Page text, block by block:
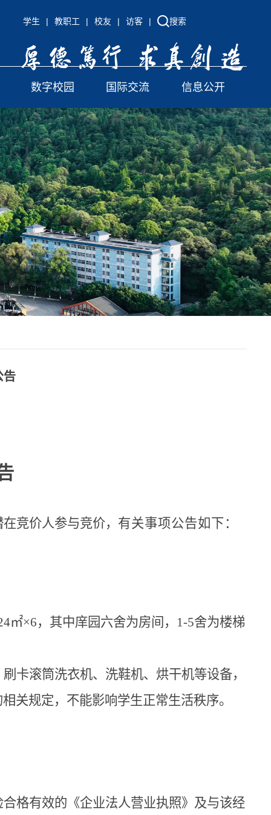
学生 | 教职工 | 校友 | 访客 | 搜索
数字校园 国际交流 信息公开
告
竞价人参与竞价， 有关事项公告如下：
㎡×6，其中庠园六舍为房间， 1-5舍为楼梯
卡滚筒洗衣机、洗鞋机、烘干机等设备，
关规定，不能影响学生正常生活秩序。
格有效的《企业法人营业执照》及与该经